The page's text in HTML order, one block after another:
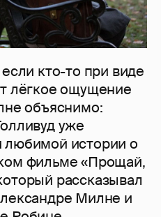
кто-то при виде
лёгкое ощущение
объяснимо:
уже
истории о
фильме «Прощай,
рассказывал
Милне и